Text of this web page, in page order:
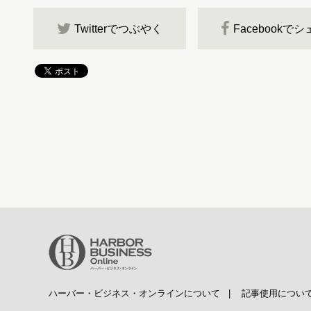
Twitterでつぶやく Facebookでシ
ハーバー・ビジネス・オンラインについて 記事使用につい